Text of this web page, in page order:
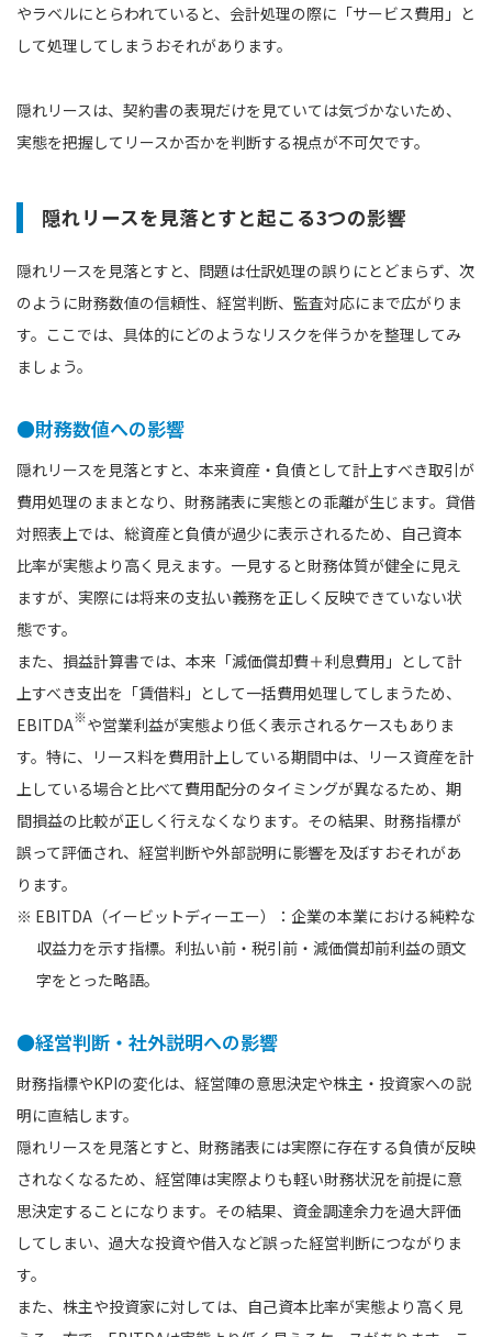
やラベルにとらわれていると、会計処理の際に「サービス費用」と
して処理してしまうおそれがあります。
隠れリースは、契約書の表現だけを見ていては気づかないため、
実態を把握してリースか否かを判断する視点が不可欠です。
隠れリースを見落とすと起こる3つの影響
隠れリースを見落とすと、問題は仕訳処理の誤りにとどまらず、次
のように財務数値の信頼性、経営判断、監査対応にまで広がりま
す。ここでは、具体的にどのようなリスクを伴うかを整理してみ
ましょう。
●財務数値への影響
隠れリースを見落とすと、本来資産・負債として計上すべき取引が
費用処理のままとなり、財務諸表に実態との乖離が生じます。貸借
対照表上では、総資産と負債が過少に表示されるため、自己資本
比率が実態より高く見えます。一見すると財務体質が健全に見え
ますが、実際には将来の支払い義務を正しく反映できていない状
態です。
また、損益計算書では、本来「減価償却費＋利息費用」として計
上すべき支出を「賃借料」として一括費用処理してしまうため、
EBITDA※や営業利益が実態より低く表示されるケースもありま
す。特に、リース料を費用計上している期間中は、リース資産を計
上している場合と比べて費用配分のタイミングが異なるため、期
間損益の比較が正しく行えなくなります。その結果、財務指標が
誤って評価され、経営判断や外部説明に影響を及ぼすおそれがあ
ります。
※ EBITDA（イービットディーエー）：企業の本業における純粋な
収益力を示す指標。利払い前・税引前・減価償却前利益の頭文
字をとった略語。
●経営判断・社外説明への影響
財務指標やKPIの変化は、経営陣の意思決定や株主・投資家への説
明に直結します。
隠れリースを見落とすと、財務諸表には実際に存在する負債が反映
されなくなるため、経営陣は実際よりも軽い財務状況を前提に意
思決定することになります。その結果、資金調達余力を過大評価
してしまい、過大な投資や借入など誤った経営判断につながりま
す。
また、株主や投資家に対しては、自己資本比率が実態より高く見